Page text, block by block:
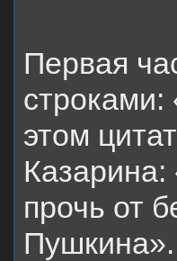
Первая
этом
Казарина:
прочь от
Пушкина».